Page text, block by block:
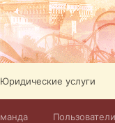
Юридические услуги